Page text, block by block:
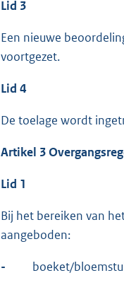
Lid 3
Een nieuwe
voortgezet.
Lid 4
De toelage wordt
Artikel 3
Lid 1
Bij het bereiken van
aangeboden:
- boeket/